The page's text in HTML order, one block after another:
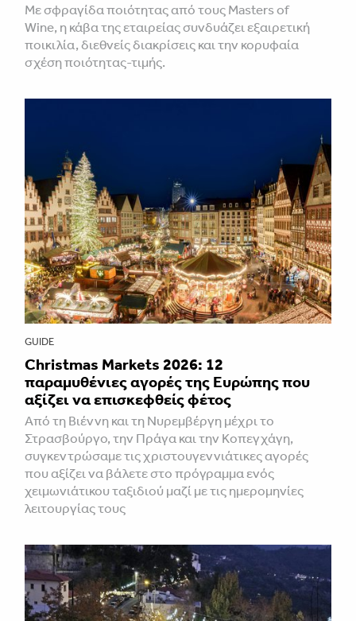
Με σφραγίδα ποιότητας από τους Masters of
Wine, η κάβα της εταιρείας συνδυάζει εξαιρετική
ποικιλία, διεθνείς διακρίσεις και την κορυφαία
σχέση ποιότητας-τιμής.
GUIDE
Christmas Markets 2026: 12
παραμυθένιες αγορές της Ευρώπης που
αξίζει να επισκεφθείς φέτος
Από τη Βιέννη και τη Νυρεμβέργη μέχρι το
Στρασβούργο, την Πράγα και την Κοπεγχάγη,
συγκεντρώσαμε τις χριστουγεννιάτικες αγορές
που αξίζει να βάλετε στο πρόγραμμα ενός
χειμωνιάτικου ταξιδιού μαζί με τις ημερομηνίες
λειτουργίας τους